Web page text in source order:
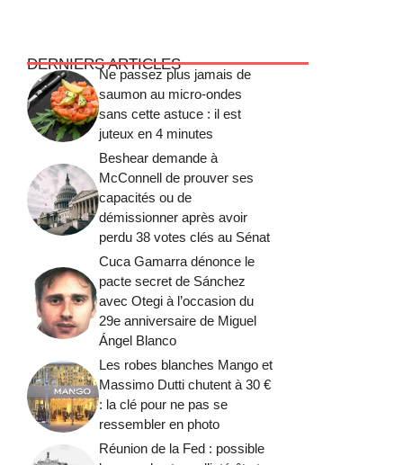
DERNIERS ARTICLES
Ne passez plus jamais de
saumon au micro-ondes
sans cette astuce : il est
juteux en 4 minutes
Beshear demande à
McConnell de prouver ses
capacités ou de
démissionner après avoir
perdu 38 votes clés au Sénat
Cuca Gamarra dénonce le
pacte secret de Sánchez
avec Otegi à l’occasion du
29e anniversaire de Miguel
Ángel Blanco
Les robes blanches Mango et
Massimo Dutti chutent à 30 €
: la clé pour ne pas se
ressembler en photo
Réunion de la Fed : possible